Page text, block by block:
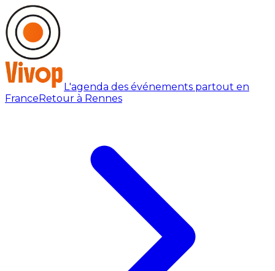
L'agenda des événements partout en
FranceRetour à Rennes